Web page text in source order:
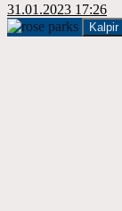
31.01.2023 17:26
Kalpir